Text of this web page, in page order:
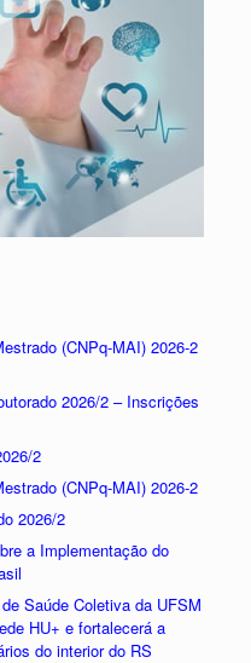
(CNPq-MAI) 2026-2
2026/2 – Inscrições
2
(CNPq-MAI) 2026-2
2026/2
a Implementação do
Saúde Coletiva da UFSM
HU+ e fortalecerá a
do interior do RS